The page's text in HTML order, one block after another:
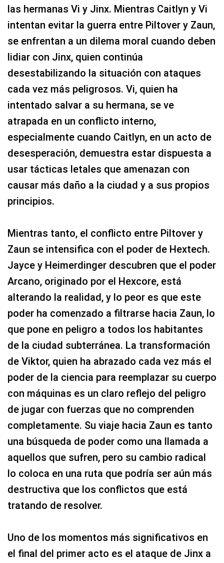
las hermanas Vi y Jinx. Mientras Caitlyn y Vi
intentan evitar la guerra entre Piltover y Zaun,
se enfrentan a un dilema moral cuando deben
lidiar con Jinx, quien continúa
desestabilizando la situación con ataques
cada vez más peligrosos. Vi, quien ha
intentado salvar a su hermana, se ve
atrapada en un conflicto interno,
especialmente cuando Caitlyn, en un acto de
desesperación, demuestra estar dispuesta a
usar tácticas letales que amenazan con
causar más daño a la ciudad y a sus propios
principios.
Mientras tanto, el conflicto entre Piltover y
Zaun se intensifica con el poder de Hextech.
Jayce y Heimerdinger descubren que el poder
Arcano, originado por el Hexcore, está
alterando la realidad, y lo peor es que este
poder ha comenzado a filtrarse hacia Zaun, lo
que pone en peligro a todos los habitantes
de la ciudad subterránea. La transformación
de Viktor, quien ha abrazado cada vez más el
poder de la ciencia para reemplazar su cuerpo
con máquinas es un claro reflejo del peligro
de jugar con fuerzas que no comprenden
completamente. Su viaje hacia Zaun es tanto
una búsqueda de poder como una llamada a
aquellos que sufren, pero su cambio radical
lo coloca en una ruta que podría ser aún más
destructiva que los conflictos que está
tratando de resolver.
Uno de los momentos más significativos en
el final del primer acto es el ataque de Jinx a